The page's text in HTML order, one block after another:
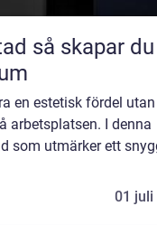
ett
en estetisk fördel
arbetsplatsen. I denna
som utmärker ett
01 juli